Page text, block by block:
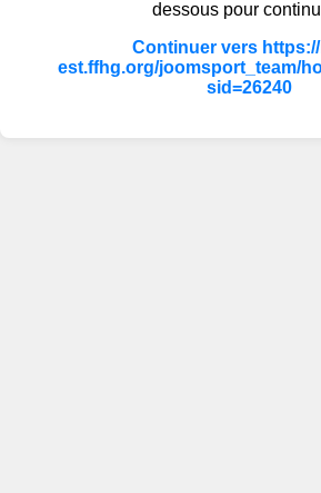
dessous pour
Continuer vers
est.ffhg.org/joomsport_team/
sid=26240